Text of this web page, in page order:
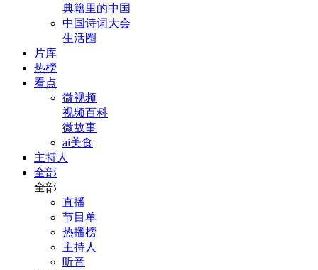
典籍里的中国
中国诗词大会
生活圈
片库
热榜
看点
微视频
视频百科
微故事
ai美食
主持人
全部
全部
直播
节目单
热播榜
主持人
听音